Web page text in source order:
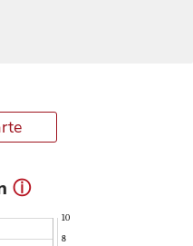
ⓘ
8
10